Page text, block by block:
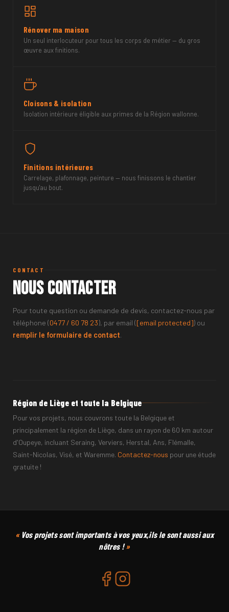
Rénover ma maison
Un seul interlocuteur pour tous les corps de métier — du gros
œuvre aux finitions.
Cloisons & isolation
Isolation intérieure éligible aux primes de la Région wallonne.
Finitions intérieures
Carrelage, plafonnage, peinture — nous finissons le chantier
jusqu'au bout.
CONTACT
Nous contacter
Pour toute question ou demande de devis, contactez-nous par
téléphone (0477 / 60 78 23), par email ([email protected]) ou
remplir le formulaire de contact.
CODE POSTAL
Région de Liège et toute la Belgique
Pour vos projets, nous couvrons toute la Belgique et
principalement la région de Liège, dans un rayon de 60 km autour
d'Oupeye, incluant Seraing, Verviers, Herstal, Ans, Flémalle,
Saint-Nicolas, Visé, et Waremme. Contactez-nous pour une étude
gratuite !
Vos projets sont importants à vos yeux,ils le sont aussi aux
nôtres !